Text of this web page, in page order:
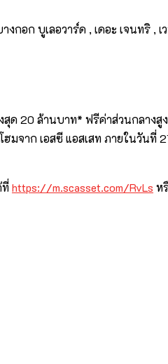
กอก บูเลอวาร์ด , เดอะ เจนทริ , เ
สุด 20 ล้านบาท* ฟรีค่าส่วนกลางสู
มจาก เอสซี แอสเสท ภายในวันที่
ที่https://m.scasset.com/RvLs ห